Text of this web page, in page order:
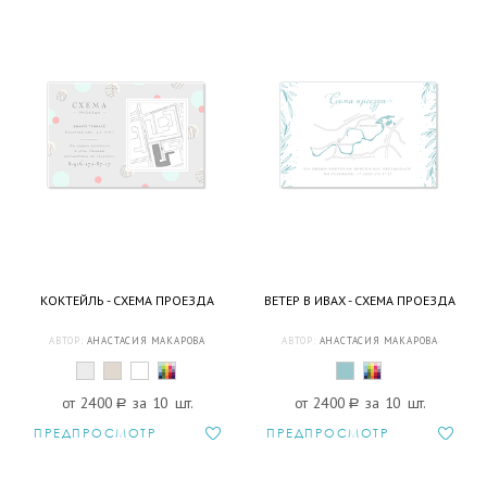
КОКТЕЙЛЬ - СХЕМА ПРОЕЗДА
АВТОР: АНАСТАСИЯ МАКАРОВА
от 2400 a за 10 шт.
ПРЕДПРОСМОТР
ВЕТЕР В ИВАХ - СХЕМА ПРОЕЗДА
АВТОР: АНАСТАСИЯ МАКАРОВА
от 2400 a за 10 шт.
ПРЕДПРОСМОТР